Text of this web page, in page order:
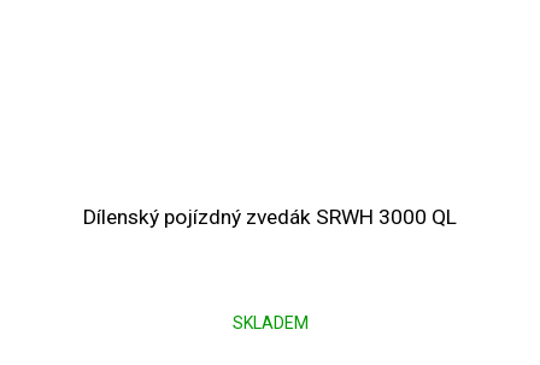
Dílenský pojízdný zvedák SRWH 3000 QL
SKLADEM